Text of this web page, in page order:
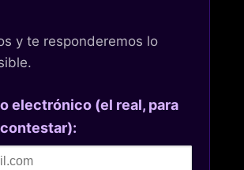
y te responderemos lo
electrónico (el real, para